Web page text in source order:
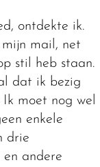
ontdekte ik.
mail, net
stil heb staan.
dat ik bezig
moet nog wel
enkele
drie
andere